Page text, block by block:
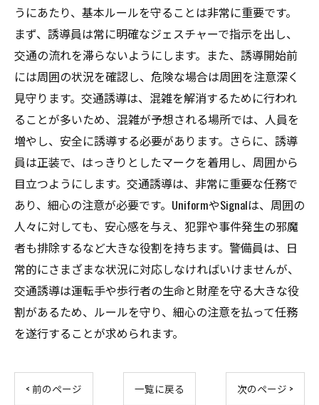
うにあたり、基本ルールを守ることは非常に重要です。
まず、誘導員は常に明確なジェスチャーで指示を出し、
交通の流れを滞らないようにします。また、誘導開始前
には周囲の状況を確認し、危険な場合は周囲を注意深く
見守ります。交通誘導は、混雑を解消するために行われ
ることが多いため、混雑が予想される場所では、人員を
増やし、安全に誘導する必要があります。さらに、誘導
員は正装で、はっきりとしたマークを着用し、周囲から
目立つようにします。交通誘導は、非常に重要な任務で
あり、細心の注意が必要です。UniformやSignalは、周囲の
人々に対しても、安心感を与え、犯罪や事件発生の邪魔
者も排除するなど大きな役割を持ちます。警備員は、日
常的にさまざまな状況に対応しなければいけませんが、
交通誘導は運転手や歩行者の生命と財産を守る大きな役
割があるため、ルールを守り、細心の注意を払って任務
を遂行することが求められます。
< 前のページ 一覧に戻る 次のページ >